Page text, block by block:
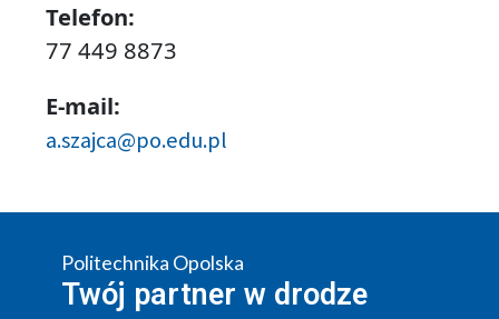
Telefon:
77 449 8873
E-mail:
a.szajca@po.edu.pl
Politechnika Opolska
Twój partner w drodze